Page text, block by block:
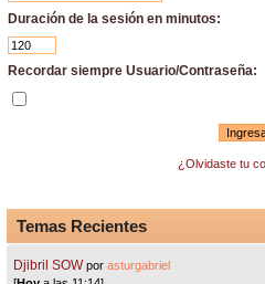
Duración de la sesión en minutos:
Recordar siempre Usuario/Contraseña:
¿Olvidaste tu
Temas Recientes
Djibril SOW porasturgabriel